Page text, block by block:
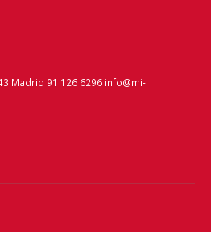
Madrid 91 126 6296 info@mi-